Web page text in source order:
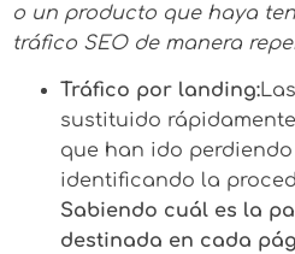
o un producto que haya
tráfico SEO de manera
Tráfico por landing:
sustituido
que han ido
identificando la
Sabiendo cuál es la
destinada en cada